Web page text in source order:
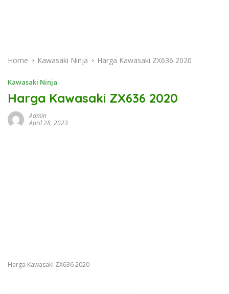
Home Kawasaki Ninja Harga Kawasaki ZX636 2020
Kawasaki Ninja
Harga Kawasaki ZX636 2020
Admin
April 28, 2023
Harga Kawasaki ZX636 2020